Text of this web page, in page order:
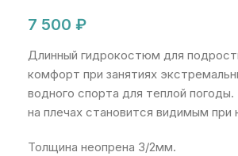
7 500 ₽
Длинный гидрокостюм для
комфорт при занятиях
водного спорта для теплой
на плечах становится видимым при
Толщина неопрена 3/2мм.